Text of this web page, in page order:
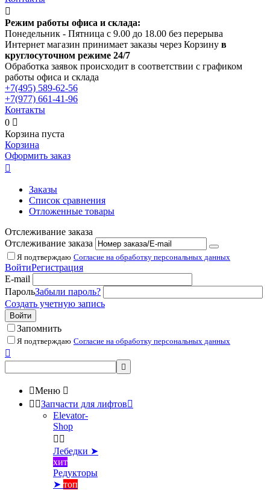

Режим работы офиса и склада:
Понедельник - Пятница с 9.00 до 18.00 без перерыва
Интернет магазин принимает заказы через Корзину в
круглосуточном режиме 24/7
Обработка заявок происходит в соответствии с графиком
работы офиса и склада
+7(495) 589-62-56
+7(977) 661-41-96
Контакты
0 
Корзина пуста
Корзина
Оформить заказ

Заказы
Список сравнения
Отложенные товары
Отслеживание заказа
Отслеживание заказа
Я подтверждаю Согласие на обработку персональных данных
ВойтиРегистрация
E-mail
ПарольЗабыли пароль?
Создать учетную запись
Войти
Запомнить
Я подтверждаю Согласие на обработку персональных данных


Меню 
 Запчасти для лифтов
Elevator-
Shop
 
Лебедки ➤
хит
Редукторы
➤ топ